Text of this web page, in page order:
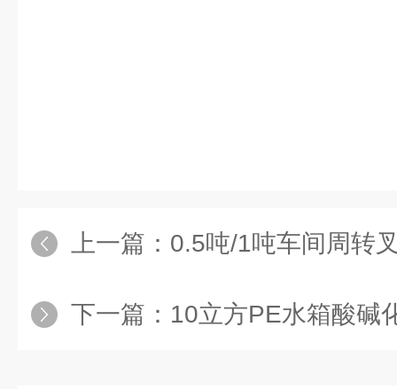
上一篇： 0.5吨/1吨车间周转
下一篇： 10立方PE水箱酸碱